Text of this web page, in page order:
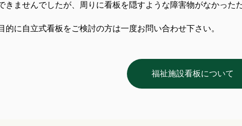
きませんでしたが、周りに看板を隠すような障害物がなかった
的に自立式看板をご検討の方は一度お問い合わせ下さい。
福祉施設看板について